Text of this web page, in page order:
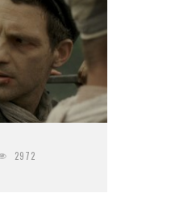
Kriptoya yeni katılacaklara Bitget’te başlamak için 6 sebep!
2972